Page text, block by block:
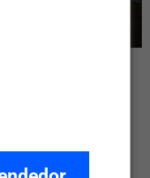
Intersolar South
plataforma digital
sustentável.